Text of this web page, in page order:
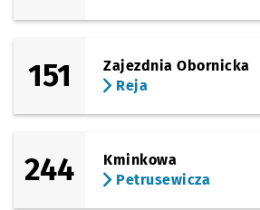
151
Zajezdnia Obornicka
Reja
244
Kminkowa
Petrusewicza